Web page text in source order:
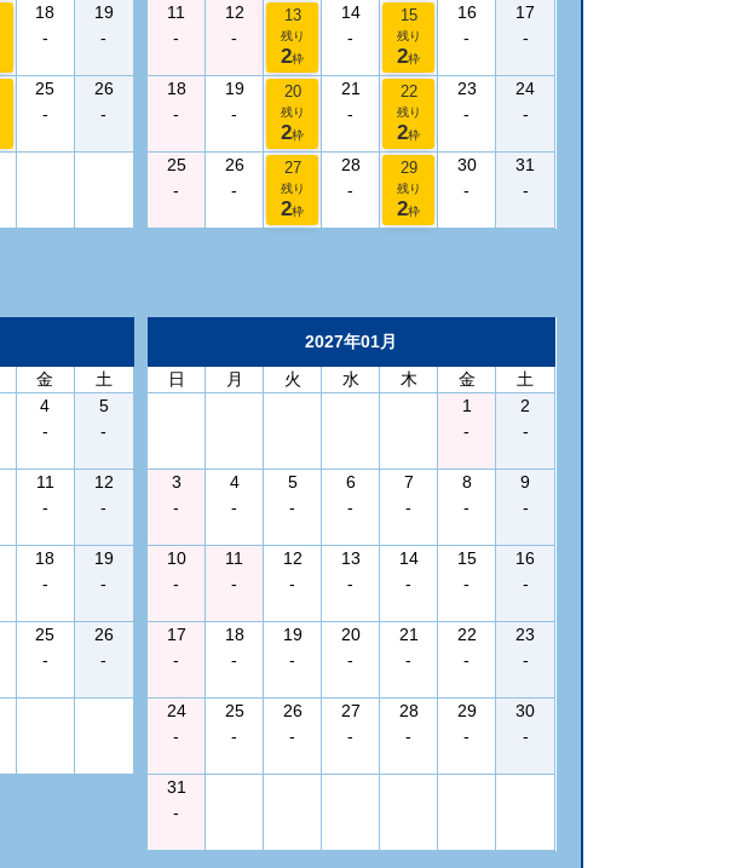
18
-
19
-
25
-
26
-
11
-
12
-
13
残り
2枠
14
-
15
残り
2枠
16
-
17
-
18
-
19
-
20
残り
2枠
21
-
22
残り
2枠
23
-
24
-
25
-
26
-
27
残り
2枠
28
-
29
残り
2枠
30
-
31
-
金
土
4
-
5
-
11
-
12
-
18
-
19
-
25
-
26
-
2027年01月
日
月 火 水 木 金
土
1
-
2
-
3
-
4
-
5
-
6
-
7
-
8
-
9
-
10
-
11
-
12
-
13
-
14
-
15
-
16
-
17
-
18
-
19
-
20
-
21
-
22
-
23
-
24
-
25
-
26
-
27
-
28
-
29
-
30
-
31
-